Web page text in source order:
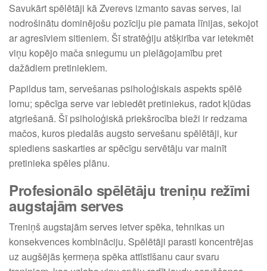
Savukārt spēlētāji kā Zverevs izmanto savas serves, lai
nodrošinātu dominējošu pozīciju pie pamata līnijas, sekojot
ar agresīviem sitieniem. Šī stratēģiju atšķirība var ietekmēt
viņu kopējo mača sniegumu un pielāgojamību pret
dažādiem pretiniekiem.
Papildus tam, servešanas psiholoģiskais aspekts spēlē
lomu; spēcīga serve var iebiedēt pretiniekus, radot kļūdas
atgriešanā. Šī psiholoģiskā priekšrocība bieži ir redzama
mačos, kuros piedalās augsto servešanu spēlētāji, kur
spiediens saskarties ar spēcīgu servētāju var mainīt
pretinieka spēles plānu.
Profesionālo spēlētāju treniņu režīmi
augstajām serves
Treniņš augstajām serves ietver spēka, tehnikas un
konsekvences kombināciju. Spēlētāji parasti koncentrējas
uz augšējās ķermeņa spēka attīstīšanu caur svaru